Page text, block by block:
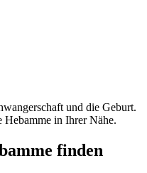
und die Geburt.
Hebamme in Ihrer Nähe.
finden